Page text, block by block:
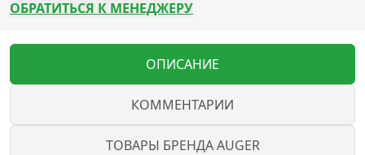
ОБРАТИТЬСЯ К МЕНЕДЖЕРУ
ОПИСАНИЕ
КОММЕНТАРИИ
ТОВАРЫ БРЕНДА AUGER